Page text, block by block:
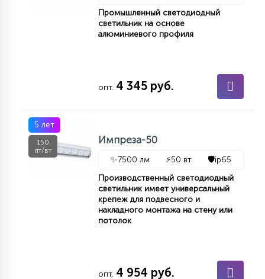
Промышленный светодиодный
светильник на основе
алюминиевого профиля
опт. 4 345 руб.
5 лет
150
лт/вт
Импреза-50
✨7500 лм ⚡50 вт 🛡️ip65
Производственный светодиодный
светильник имеет универсальный
крепеж для подвесного и
накладного монтажа на стену или
потолок
опт. 4 954 руб.